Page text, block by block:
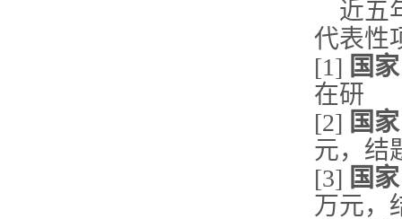
近五
代表性
[1] 国
在研
[2] 国
元，结
[3] 国
万元，